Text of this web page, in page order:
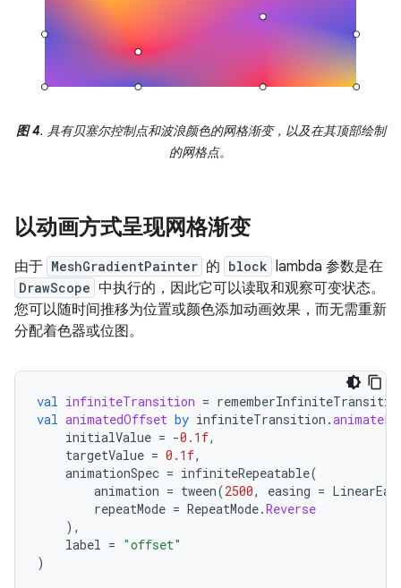
图 4. 具有贝塞尔控制点和波浪颜色的网格渐变，以及在其顶部绘制
的网格点。
以动画方式呈现网格渐变
由于 MeshGradientPainter 的 block lambda 参数是在
DrawScope 中执行的，因此它可以读取和观察可变状态。
您可以随时间推移为位置或颜色添加动画效果，而无需重新
分配着色器或位图。
val infiniteTransition =
val animatedOffset by infiniteTransition .
initialValue = -0.1f,
targetValue = 0.1f,
animationSpec = infiniteRepeatable(
animation = tween(2500, easing =
repeatMode = RepeatMode.Reverse
),
label = "offset"
)